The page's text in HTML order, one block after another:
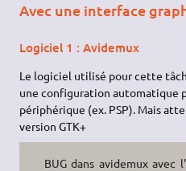
Avec une interface
Logiciel 1 : Avidemux
Le logiciel utilisé pour cette
une configuration automatique
périphérique (ex. PSP). Mais
version GTK+
BUG dans avidemux avec